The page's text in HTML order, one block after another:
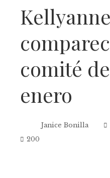
comité
enero
Janice Bonilla
200